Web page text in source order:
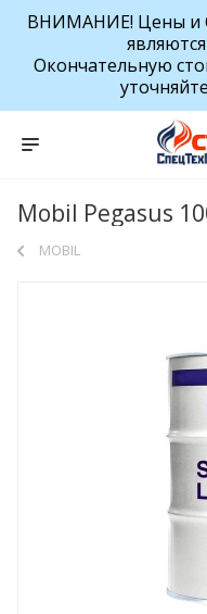
ВНИМАНИЕ! Цены и
Окончательную
Mobil Pegasus
MOBIL